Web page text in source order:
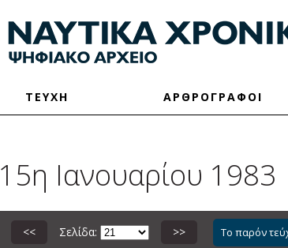
ΤΕΥΧΗ ΑΡΘΡΟΓΡΑΦΟΙ
15η Ιανουαρίου 1983
<< Σελίδα: >> Το παρόν